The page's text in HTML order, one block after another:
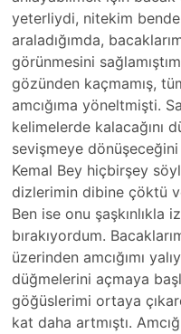
yeterliydi, nitekim bende
araladığımda,
görünmesini
gözünden kaçmamış,
amcığıma yöneltmişti.
kelimelerde kalacağını
sevişmeye
Kemal Bey hiçbirşey
dizlerimin dibine çöktü
Ben ise onu şaşkınlıkla
bırakıyordum.
üzerinden amcığımı
düğmelerini açmaya
göğüslerimi ortaya
kat daha artmıştı.